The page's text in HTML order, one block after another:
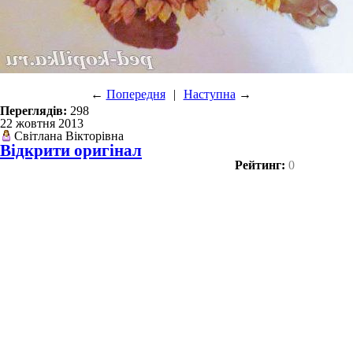
← Попередня | Наступна →
Переглядів: 298
22 жовтня 2013
Світлана Вікторівна
Відкрити оригінал
Рейтинг: 0